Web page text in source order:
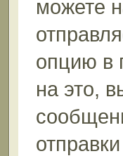
можете
опцию в
на это,